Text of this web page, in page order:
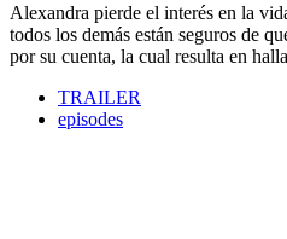
Alexandra pierde el interés en la
todos los demás están seguros de
por su cuenta, la cual resulta en
TRAILER
episodes